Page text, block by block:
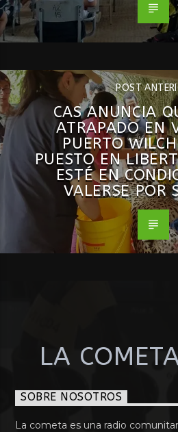
POST
CAS ANUNCIA
ATRAPADO EN
PUERTO
PUESTO EN
ESTÉ EN
VALERSE POR
LA
SOBRE NOSOTROS
La cometa es una radio